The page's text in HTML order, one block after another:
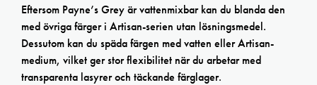
Eftersom Payne’s Grey är vattenmixbar kan du blanda den
med övriga färger i Artisan-serien utan lösningsmedel.
Dessutom kan du späda färgen med vatten eller Artisan-
medium, vilket ger stor flexibilitet när du arbetar med
transparenta lasyrer och täckande färglager.